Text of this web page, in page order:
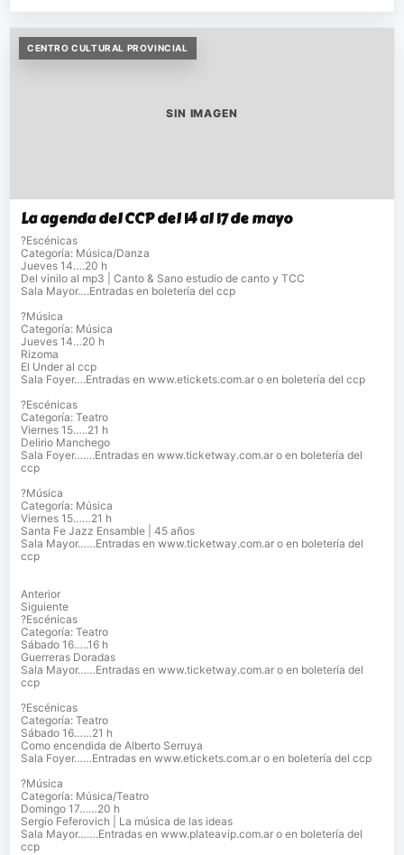
CENTRO CULTURAL PROVINCIAL
SIN IMAGEN
La agenda del CCP del 14 al 17 de mayo
?Escénicas
Categoría: Música/Danza
Jueves 14….20 h
Del vinilo al mp3 | Canto & Sano estudio de canto y TCC
Sala Mayor….Entradas en boletería del ccp
?Música
Categoría: Música
Jueves 14…20 h
Rizoma
El Under al ccp
Sala Foyer….Entradas en www.etickets.com.ar o en boletería del ccp
?Escénicas
Categoría: Teatro
Viernes 15…..21 h
Delirio Manchego
Sala Foyer…….Entradas en www.ticketway.com.ar o en boletería del
ccp
?Música
Categoría: Música
Viernes 15……21 h
Santa Fe Jazz Ensamble | 45 años
Sala Mayor……Entradas en www.ticketway.com.ar o en boletería del
ccp
Anterior
Siguiente
?Escénicas
Categoría: Teatro
Sábado 16…..16 h
Guerreras Doradas
Sala Mayor……Entradas en www.ticketway.com.ar o en boletería del
ccp
?Escénicas
Categoría: Teatro
Sábado 16……21 h
Como encendida de Alberto Serruya
Sala Foyer……Entradas en www.etickets.com.ar o en boletería del ccp
?Música
Categoría: Música/Teatro
Domingo 17……20 h
Sergio Feferovich | La música de las ideas
Sala Mayor…….Entradas en www.plateavip.com.ar o en boletería del
ccp